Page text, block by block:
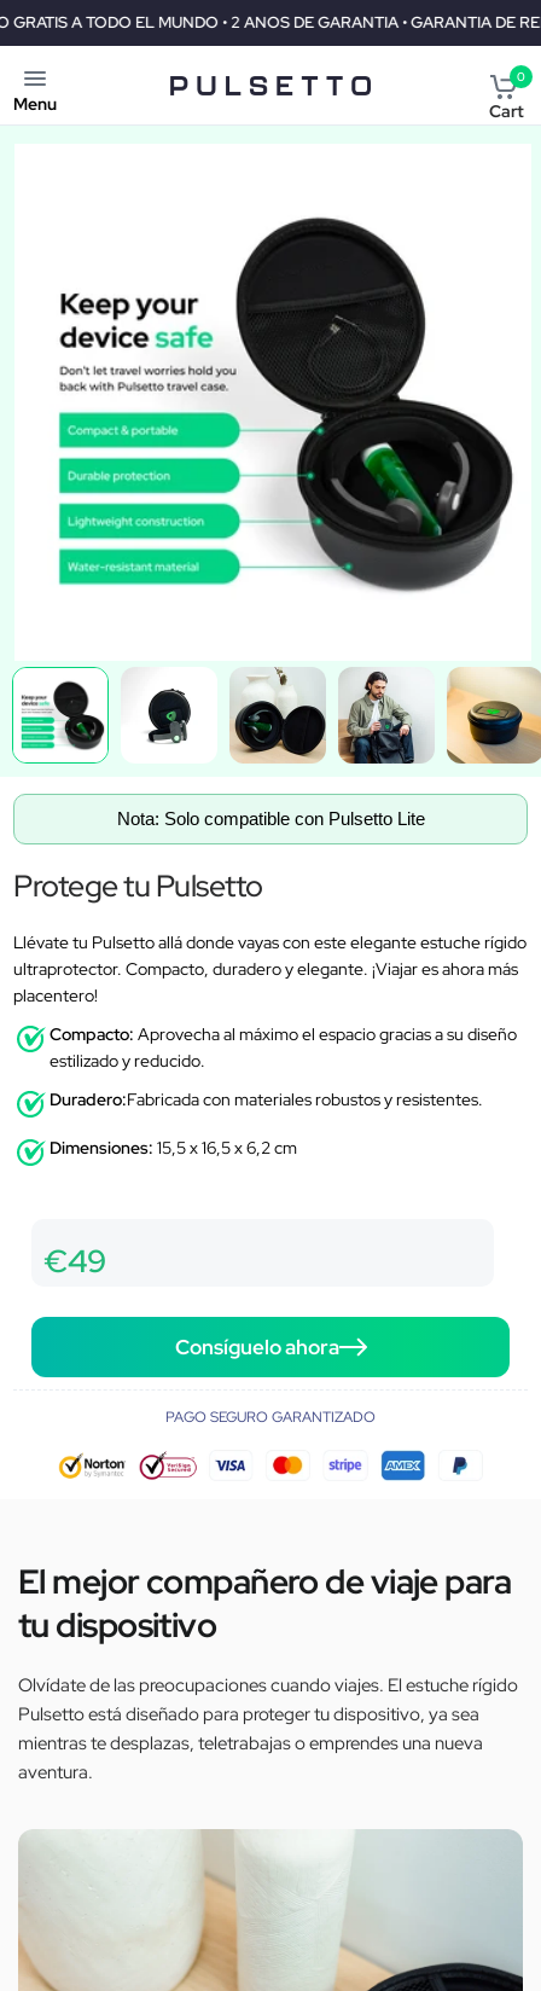
2 ANOS DE GARANTIA • GARANTIA DE REEMBOLSO DE 30 DIAS
Menu
0
Cart
Nota: Solo compatible con Pulsetto Lite
Protege tu Pulsetto
Llévate tu Pulsetto allá donde vayas con este elegante estuche rígido
ultraprotector. Compacto, duradero y elegante. ¡Viajar es ahora más
placentero!
Compacto: Aprovecha al máximo el espacio gracias a su diseño
estilizado y reducido.
Duradero:Fabricada con materiales robustos y resistentes.
Dimensiones: 15,5 x 16,5 x 6,2 cm
€49
Consíguelo ahora
PAGO SEGURO GARANTIZADO
El mejor compañero de viaje para
tu dispositivo
Olvídate de las preocupaciones cuando viajes. El estuche rígido
Pulsetto está diseñado para proteger tu dispositivo, ya sea
mientras te desplazas, teletrabajas o emprendes una nueva
aventura.